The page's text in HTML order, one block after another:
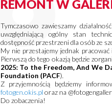
REMONT W
Tymczasowo zawieszamy
uwzględniającą ogólny stan
dostępność przestrzeni dla osób ze
My nie przestajemy jednak
Pierwszą do tego okazją będzie
2025: To the Freedom, And We
Foundation (PACF).
Z przyjemnością będziemy
fotogen.okis.pl oraz na
Do zobaczenia!